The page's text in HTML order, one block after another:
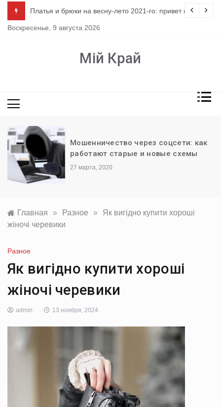
содержимому
Платья и брюки на весну-лето 2021-го: привет из 80-х
Воскресенье, 9 августа 2026
Мій Край
Мошенничество через соцсети: как
работают старые и новые схемы
27 марта, 2020
Главная » Разное »
Як вигідно купити хороші
жіночі черевики
Разное
Як вигідно купити хороші
жіночі черевики
admin 13 ноября, 2024